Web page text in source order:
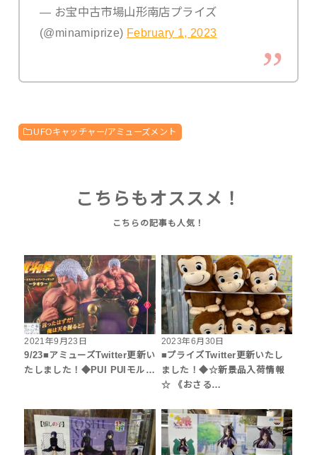
— お宝中古市場山形南店プライズ
(@minamiprize) February 1, 2023
UFOキャッチャー/アミューズメント
こちらもオススメ！
2021年9月23日
9/23■アミューズTwitter更新い
たしました！◆PUI PUIモル…
2023年6月30日
■プライズTwitter更新いたし
ました！◆☆新景品入荷情報
☆ 《おさる…